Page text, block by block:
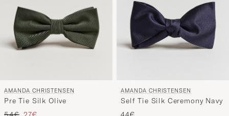
AMANDA CHRISTENSEN
Pre Tie Silk Olive
Regulärer Preis
Reduzierter Preis
AMANDA CHRISTENSEN
Self Tie Silk Ceremony Navy